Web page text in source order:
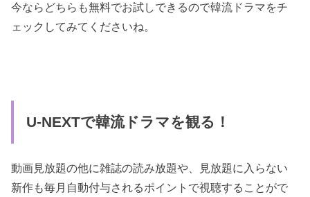
今ならどちらも無料でお試しできるので韓流ドラマをチ
ェックしてみてくださいね。
U-NEXTで韓流ドラマを観る！
動画見放題の他に雑誌の読み放題や、見放題に入らない
新作も毎月自動付与されるポイントで視聴することがで